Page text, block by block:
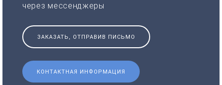
через мессенджеры
ЗАКАЗАТЬ, ОТПРАВИВ ПИСЬМО
КОНТАКТНАЯ ИНФОРМАЦИЯ